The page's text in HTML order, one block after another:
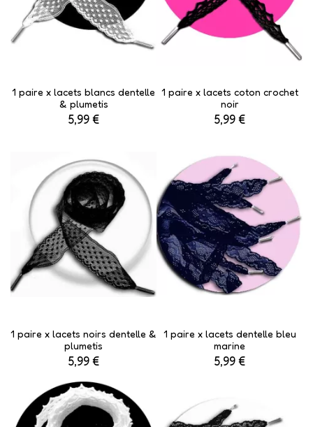
1 paire x lacets blancs dentelle
& plumetis
5,99 €
1 paire x lacets coton crochet
noir
5,99 €
1 paire x lacets noirs dentelle &
plumetis
5,99 €
1 paire x lacets dentelle bleu
marine
5,99 €